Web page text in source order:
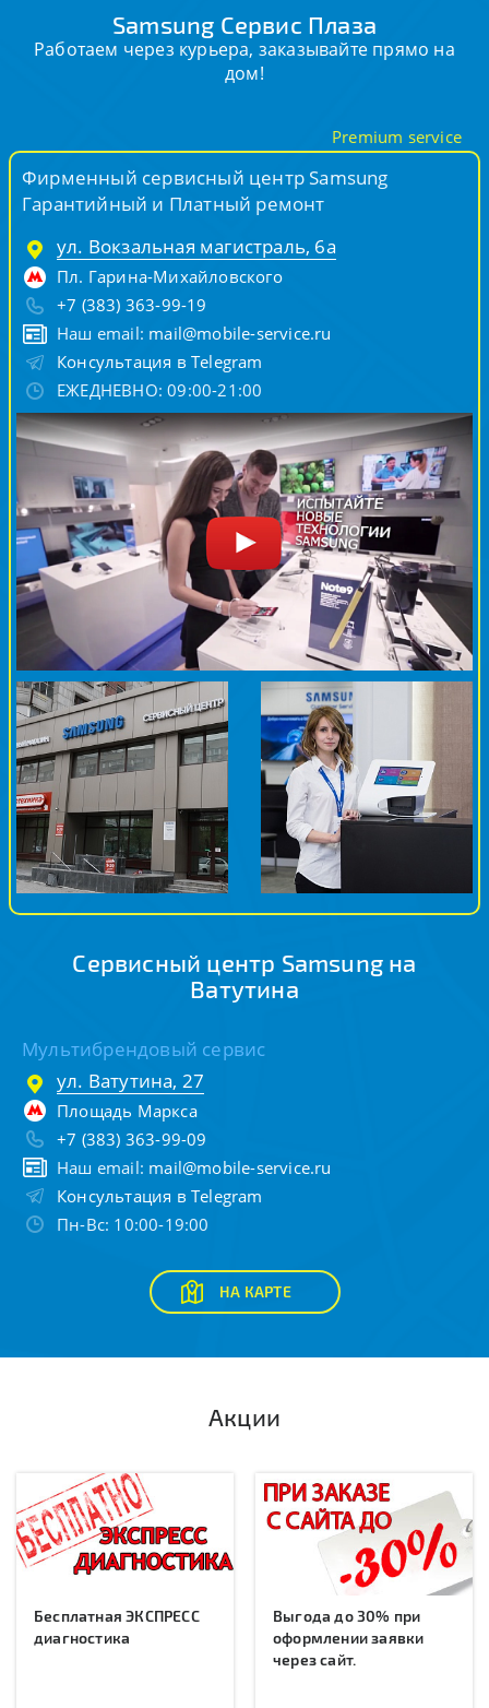
Samsung Сервис Плаза
Работаем через курьера, заказывайте прямо на
дом!
Фирменный сервисный центр Samsung
Гарантийный и Платный ремонт
ул. Вокзальная магистраль, 6а
Пл. Гарина-Михайловского
+7 (383) 363-99-19
Наш email: mail@mobile-service.ru
Консультация в Telegram
ЕЖЕДНЕВНО: 09:00-21:00
Premium service
Сервисный центр Samsung на
Ватутина
Мультибрендовый сервис
ул. Ватутина, 27
Площадь Маркса
+7 (383) 363-99-09
Наш email: mail@mobile-service.ru
Консультация в Telegram
Пн-Вс: 10:00-19:00
НА КАРТЕ
Акции
Бесплатная ЭКСПРЕСС
диагностика
Выгода до 30% при
оформлении заявки
через сайт.